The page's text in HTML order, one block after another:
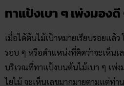
ทาแป้งเบา ๆ เพ่งมองดี
เมื่อได้ต้นไม้เป้าหมายเรียบรอยแล้
รอบ ๆ หรือตำแหน่งที่คิดว่าจะเห็น
บริเวณที่ทาแป้งบนต้นไม้เบา ๆ เพ่ง
ไยไม้ จะเห็นเลขมากมายตามแต่ท่